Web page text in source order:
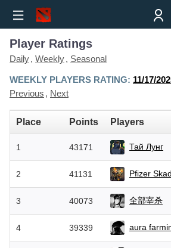
Player Ratings
Daily Weekly Seasonal
WEEKLY PLAYERS RATING: 11/17/
Previous
Next
Place Points Players
1 43171 Тай Лунг
2 41131 Pfizer
3 40073 全部宰杀
4 39339 aura